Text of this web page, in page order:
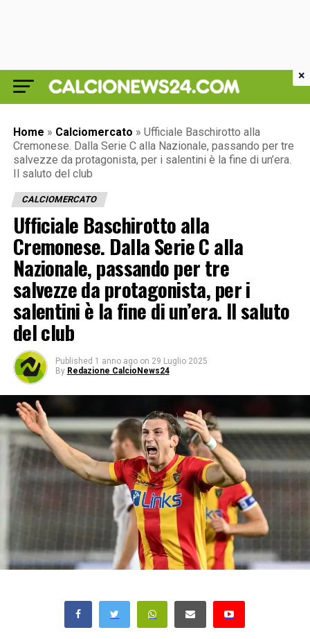
Home » Calciomercato » Ufficiale Baschirotto alla
Cremonese. Dalla Serie C alla Nazionale, passando per tre
salvezze da protagonista, per i salentini è la fine di un’era.
Il saluto del club
CALCIOMERCATO
Ufficiale Baschirotto alla
Cremonese. Dalla Serie C alla
Nazionale, passando per tre
salvezze da protagonista, per i
salentini è la fine di un’era. Il saluto
del club
Published 1 anno ago on 29 Luglio 2025
By Redazione CalcioNews24
×